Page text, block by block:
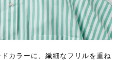
カラーに、繊細なフリルを重ね